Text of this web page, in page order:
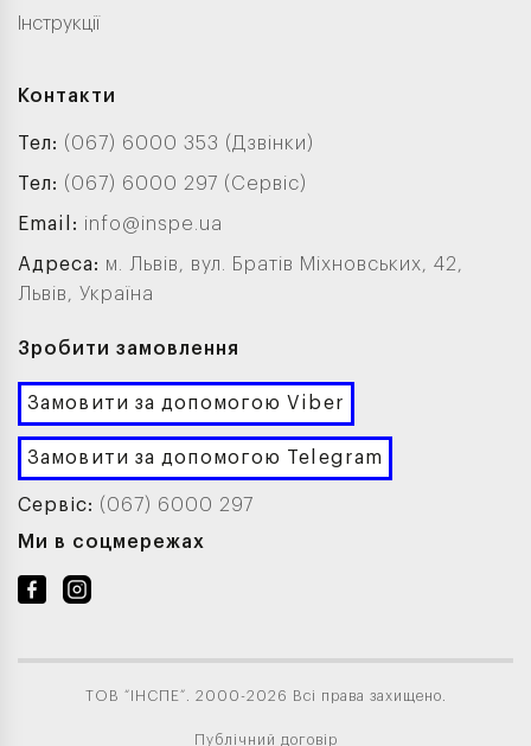
Інструкції
Контакти
Тел: (067) 6000 353 (Дзвінки)
Тел: (067) 6000 297 (Сервіс)
Email: info@inspe.ua
Адреса: м. Львів, вул. Братів Міхновських, 42,
Львів, Україна
Зробити замовлення
Замовити за допомогою Viber
Замовити за допомогою Telegram
Сервіс: (067) 6000 297
Ми в соцмережах
ТОВ “ІНСПЕ”. 2000-2026 Всі права захищено.
Публічний договір